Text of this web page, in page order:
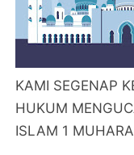
KAMI SEGENAP
HUKUM
ISLAM 1